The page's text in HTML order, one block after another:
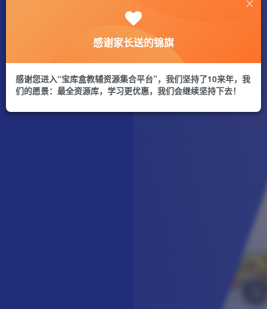
感谢家长送的锦旗
感谢您进入“宝库盒教辅资源集合平台”，我们坚持了10来年，我
们的愿景：最全资源库，学习更优惠，我们会继续坚持下去！